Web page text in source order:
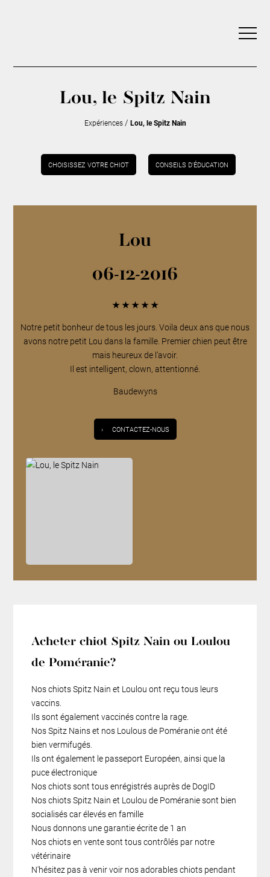
Lou, le Spitz Nain
Expériences/ Lou, le Spitz Nain
CHOISISSEZ VOTRE CHIOT CONSEILS D’ÉDUCATION
Lou
06-12-2016
★★★★★
Notre petit bonheur de tous les jours. Voila deux ans que nous
avons notre petit Lou dans la famille. Premier chien peut être
mais heureux de l’avoir.
Il est intelligent, clown, attentionné.
Baudewyns
› CONTACTEZ-NOUS
Acheter chiot Spitz Nain ou Loulou
de Poméranie?
Nos chiots Spitz Nain et Loulou ont reçu tous leurs
vaccins.
Ils sont également vaccinés contre la rage.
Nos Spitz Nains et nos Loulous de Poméranie ont été
bien vermifugés.
Ils ont également le passeport Européen, ainsi que la
puce électronique
Nos chiots sont tous enrégistrés auprès de DogID
Nos chiots Spitz Nain et Loulou de Poméranie sont bien
socialisés car élevés en famille
Nous donnons une garantie écrite de 1 an
Nos chiots en vente sont tous contrôlés par notre
vétérinaire
N'hésitez pas à venir voir nos adorables chiots pendant